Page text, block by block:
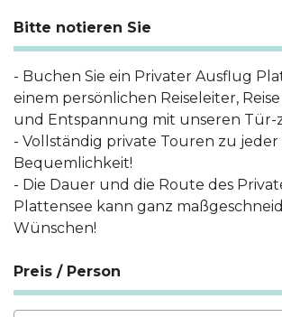
Bitte notieren Sie
- Buchen Sie ein Privater Ausflug
einem persönlichen Reiseleiter,
und Entspannung mit unseren Tür-
- Vollständig private Touren zu jeder
Bequemlichkeit!
- Die Dauer und die Route des
Plattensee kann ganz
Wünschen!
Preis / Person